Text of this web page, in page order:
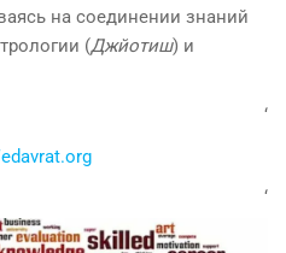
на соединении знаний
(Джйотиш) и
‘
‘